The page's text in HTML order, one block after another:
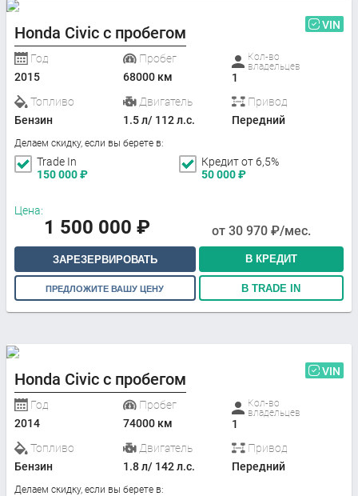
Honda Civic с пробегом VIN
Год
2015
Пробег
68000 км
Кол-во
владельцев
1
Топливо
Бензин
Двигатель
1.5 л/ 112 л.с.
Привод
Передний
Делаем скидку, если вы берете в:
Trade In
150 000₽
Кредит от 6,5%
50 000₽
Цена:
1 500 000 ₽ от 30 970 ₽/мес.
ЗАРЕЗЕРВИРОВАТЬ В КРЕДИТ
ПРЕДЛОЖИТЕ ВАШУ ЦЕНУ В TRADE IN
Honda Civic с пробегом VIN
Год
2014
Пробег
74000 км
Кол-во
владельцев
1
Топливо
Бензин
Двигатель
1.8 л/ 142 л.с.
Привод
Передний
Делаем скидку, если вы берете в: